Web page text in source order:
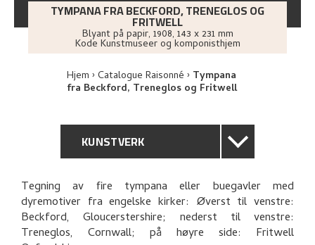
TYMPANA FRA BECKFORD, TRENEGLOS OG
FRITWELL
Blyant på papir, 1908, 143 x 231 mm
Kode Kunstmuseer og komponisthjem
Hjem Catalogue Raisonné Tympana
fra Beckford, Treneglos og Fritwell
KUNSTVERK
GENERELL BESKRIVELSE
TEKNISK INFORMASJON
Tegning av fire tympana eller buegavler med
dyremotiver fra engelske kirker: Øverst til venstre:
Beckford, Gloucerstershire; nederst til venstre:
Treneglos, Cornwall; på høyre side: Fritwell